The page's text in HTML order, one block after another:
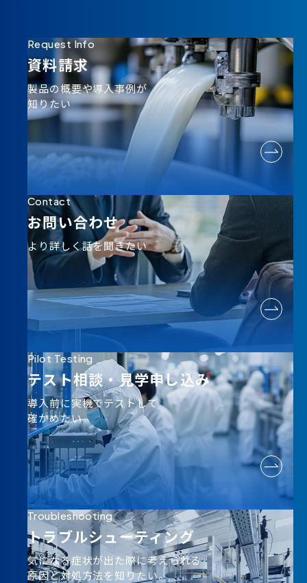
Request Info
資料請求
製品の概要や導入事例が
知りたい
Contact
お問い合わせ
より詳しく話を聞きたい
Pilot Testing
テスト相談・見学申し込み
導入前に実機でテストして
確かめたい
Troubleshooting
トラブルシューティング
気になる症状が出た際に考えられる
原因と対処方法を知りたい。